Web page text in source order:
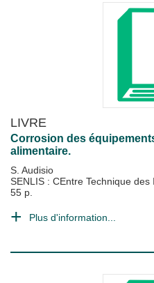
LIVRE
Corrosion des
alimentaire.
S. Audisio
SENLIS : CEntre Technique
55 p.
Plus d'information...